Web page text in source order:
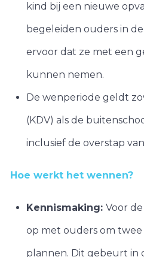
kind bij een nieuwe
begeleiden ouders in
ervoor dat ze met een
kunnen nemen.
De wenperiode geldt
(KDV) als de
inclusief de overstap
Hoe werkt het wennen?
Kennismaking: Voor
op met ouders om
plannen. Dit gebeurt in